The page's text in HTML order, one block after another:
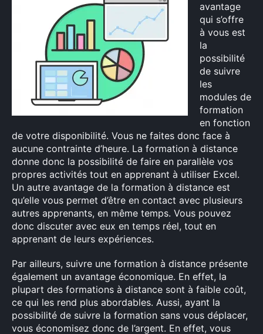
avantage
qui s’offre
à vous est
la
possibilité
de suivre
les
modules de
formation
en fonction
de votre disponibilité. Vous ne faites donc face à
aucune contrainte d’heure. La formation à distance
donne donc la possibilité de faire en parallèle vos
propres activités tout en apprenant à utiliser Excel.
Un autre avantage de la formation à distance est
qu’elle vous permet d’être en contact avec plusieurs
autres apprenants, en même temps. Vous pouvez
donc discuter avec eux en temps réel, tout en
apprenant de leurs expériences.
Par ailleurs, suivre une formation à distance présente
également un avantage économique. En effet, la
plupart des formations à distance sont à faible coût,
ce qui les rend plus abordables. Aussi, ayant la
possibilité de suivre la formation sans vous déplacer,
vous économisez donc de l’argent. En effet, vous